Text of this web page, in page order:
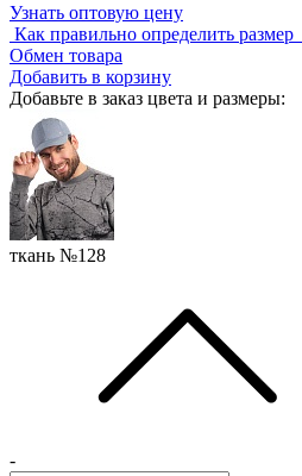
Узнать оптовую цену
Как правильно определить размер
Обмен товара
Добавить в корзину
Добавьте в заказ цвета и размеры:
ткань №128
-